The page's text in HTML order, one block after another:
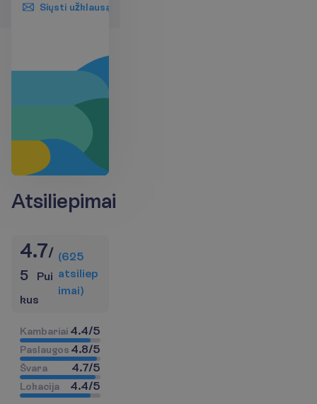
Siųsti užklausą
Atsiliepimai
4.7/
5
Pui
kus
(625
atsiliep
imai)
Kambariai 4.4/5
Paslaugos 4.8/5
Švara 4.7/5
L okacija 4.4/5